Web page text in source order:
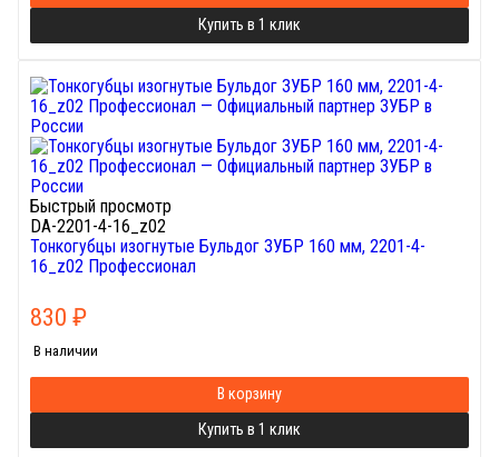
Купить в 1 клик
Быстрый просмотр
DA-2201-4-16_z02
Тонкогубцы изогнутые Бульдог ЗУБР 160 мм, 2201-4-
16_z02 Профессионал
830 ₽
В наличии
В корзину
Купить в 1 клик